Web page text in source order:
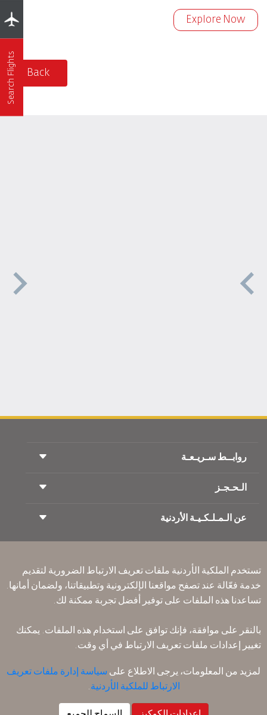
Explore Now
Back
Search Flights
روابــط سـريـعـة
شروط السفر
السفر أثناء الحمل
ذوي الاحتياجات الخاصة
Accessibility Plan and Feedback Process
الـحـجـز
حجز القطار
تكرم
الإقامه لمسافري الترانزيت
عن الـمـلـكـيـة الأردنية
انضم لعائلتنا
الأخبار
سـيـا سة الخصوصية
مكاتبنا حول العالم
شروط وأحكام العقد
سياسة ملفات تعريف الارتباط
سياسة خرق البيانات الشخصية
سياسة الاسترداد
تستخدم الملكية الأردنية ملفات تعريف الارتباط الضرورية لتقديم
خدمة فعّالة عند تصفح مواقعنا الإلكترونية وتطبيقاتنا، ولضمان أمانها.
تساعدنا هذه الملفات على توفير أفضل تجربة ممكنة لك.
بالنقر على موافقة، فإنك توافق على استخدام هذه الملفات. يمكنك
تغيير إعدادات ملفات تعريف الارتباط في أي وقت.
لمزيد من المعلومات، يرجى الاطلاع على سياسة إدارة ملفات تعريف
الارتباط للملكية الأردنية.